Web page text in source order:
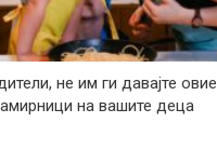
не им ги давајте овие
на вашите деца